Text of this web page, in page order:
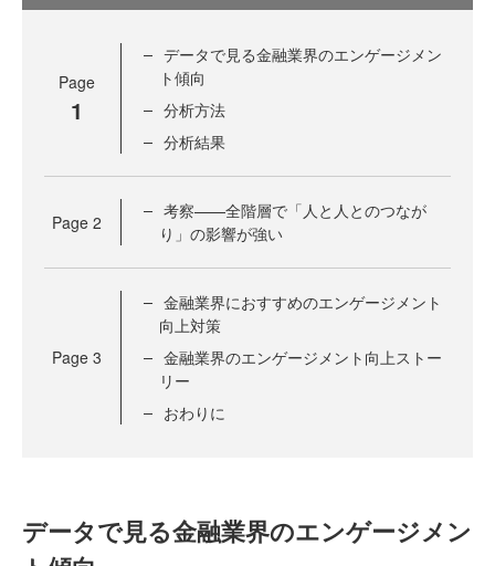
Page
1
データで見る金融業界のエンゲージメン
ト傾向
分析方法
分析結果
Page 2
考察——全階層で「人と人とのつなが
り」の影響が強い
Page 3
金融業界におすすめのエンゲージメント
向上対策
金融業界のエンゲージメント向上ストー
リー
おわりに
データで見る金融業界のエンゲージメン